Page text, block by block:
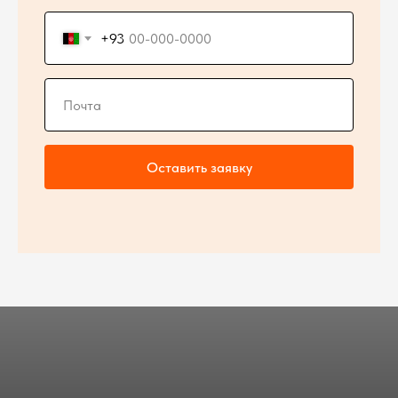
+93
Оставить заявку